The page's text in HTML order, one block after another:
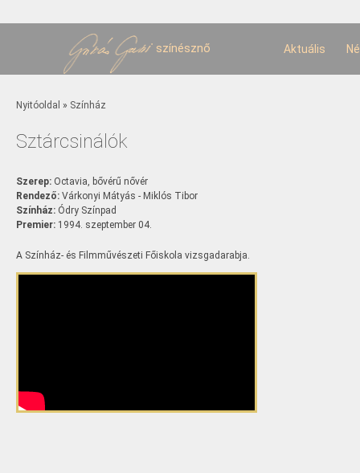
színésznő Aktuális
Jelenlegi hely
Nyitóoldal » Színház
Sztárcsinálók
Szerep: Octavia, bővérű nővér
Rendező: Várkonyi Mátyás - Miklós Tibor
Színház: Ódry Színpad
Premier: 1994. szeptember 04.
A Színház- és Filmművészeti Főiskola vizsgadarabja.